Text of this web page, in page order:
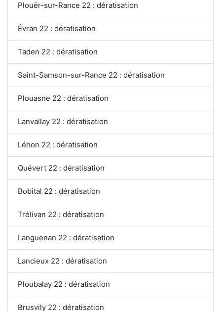
Plouër-sur-Rance 22 : dératisation
Évran 22 : dératisation
Taden 22 : dératisation
Saint-Samson-sur-Rance 22 : dératisation
Plouasne 22 : dératisation
Lanvallay 22 : dératisation
Léhon 22 : dératisation
Quévert 22 : dératisation
Bobital 22 : dératisation
Trélivan 22 : dératisation
Languenan 22 : dératisation
Lancieux 22 : dératisation
Ploubalay 22 : dératisation
Brusvily 22 : dératisation